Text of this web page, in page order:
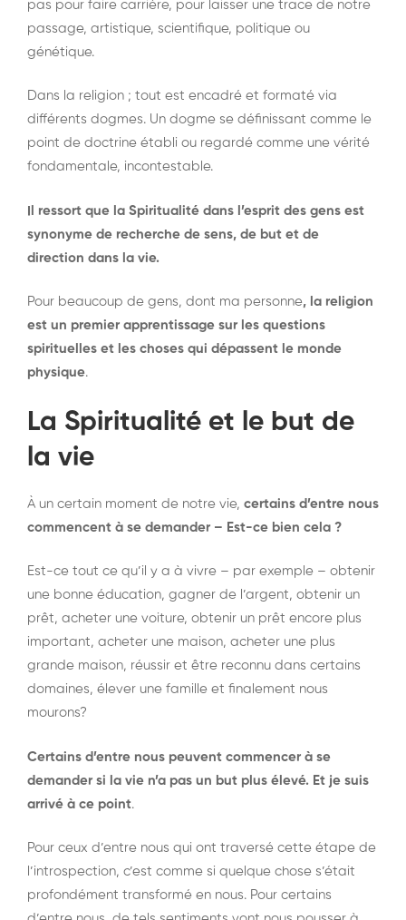
pas pour faire carrière, pour laisser une trace de notre
passage, artistique, scientifique, politique ou
génétique.
Dans la religion ; tout est encadré et formaté via
différents dogmes. Un dogme se définissant comme le
point de doctrine établi ou regardé comme une vérité
fondamentale, incontestable.
Il ressort que la Spiritualité dans l’esprit des gens est
synonyme de recherche de sens, de but et de
direction dans la vie.
Pour beaucoup de gens, dont ma personne, la religion
est un premier apprentissage sur les questions
spirituelles et les choses qui dépassent le monde
physique.
La Spiritualité et le but de
la vie
À un certain moment de notre vie, certains d’entre nous
commencent à se demander – Est-ce bien cela ?
Est-ce tout ce qu’il y a à vivre – par exemple – obtenir
une bonne éducation, gagner de l’argent, obtenir un
prêt, acheter une voiture, obtenir un prêt encore plus
important, acheter une maison, acheter une plus
grande maison, réussir et être reconnu dans certains
domaines, élever une famille et finalement nous
mourons?
Certains d’entre nous peuvent commencer à se
demander si la vie n’a pas un but plus élevé. Et je suis
arrivé à ce point.
Pour ceux d’entre nous qui ont traversé cette étape de
l’introspection, c’est comme si quelque chose s’était
profondément transformé en nous. Pour certains